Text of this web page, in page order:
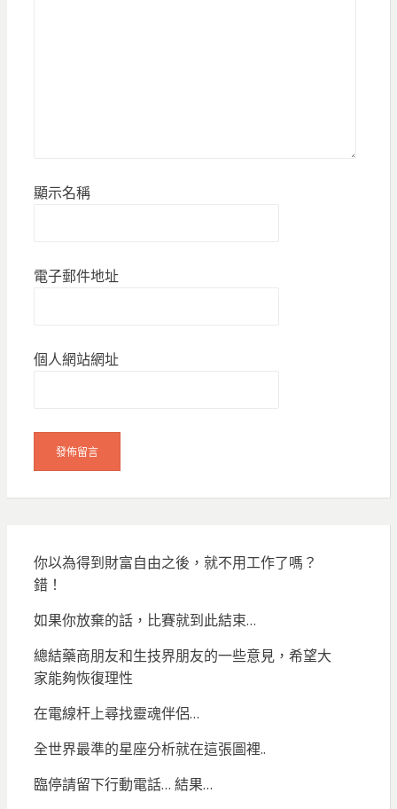
顯示名稱
電子郵件地址
個人網站網址
你以為得到財富自由之後，就不用工作了嗎？
錯！
如果你放棄的話，比賽就到此結束…
總結藥商朋友和生技界朋友的一些意見，希望大
家能夠恢復理性
在電線杆上尋找靈魂伴侶…
全世界最準的星座分析就在這張圖裡..
臨停請留下行動電話… 結果…